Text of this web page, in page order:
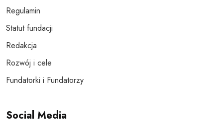
Regulamin
Statut fundacji
Redakcja
Rozwój i cele
Fundatorki i Fundatorzy
Social Media